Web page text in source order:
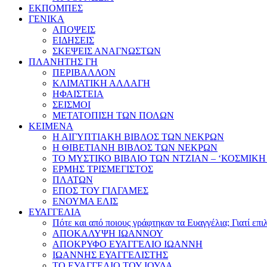
ΕΚΠΟΜΠΕΣ
ΓΕΝΙΚΑ
ΑΠΟΨΕΙΣ
ΕΙΔΗΣΕΙΣ
ΣΚΕΨΕΙΣ ΑΝΑΓΝΩΣΤΩΝ
ΠΛΑΝΗΤΗΣ ΓΗ
ΠΕΡΙΒΑΛΛΟΝ
ΚΛΙΜΑΤΙΚΗ ΑΛΛΑΓΗ
ΗΦΑΙΣΤΕΙΑ
ΣΕΙΣΜΟΙ
ΜΕΤΑΤΟΠΙΣΗ ΤΩΝ ΠΟΛΩΝ
ΚΕΙΜΕΝΑ
Η ΑΙΓΥΠΤΙΑΚΗ ΒΙΒΛΟΣ ΤΩΝ ΝΕΚΡΩΝ
Η ΘΙΒΕΤΙΑΝΗ ΒΙΒΛΟΣ ΤΩΝ ΝΕΚΡΩΝ
ΤΟ ΜΥΣΤΙΚΟ ΒΙΒΛΙΟ ΤΩΝ ΝΤΖΙΑΝ – ‘ΚΟΣΜΙΚΗ
ΕΡΜΗΣ ΤΡΙΣΜΕΓΙΣΤΟΣ
ΠΛΑΤΩΝ
ΕΠΟΣ ΤΟΥ ΓΙΛΓΑΜΕΣ
ΕΝΟΥΜΑ ΕΛΙΣ
ΕΥΑΓΓΕΛΙΑ
Πότε και από ποιους γράφτηκαν τα Ευαγγέλια; Γιατί
ΑΠΟΚΑΛΥΨΗ ΙΩΑΝΝΟΥ
ΑΠΟΚΡΥΦΟ ΕΥΑΓΓΕΛΙΟ ΙΩΑΝΝΗ
ΙΩΑΝΝΗΣ ΕΥΑΓΓΕΛΙΣΤΗΣ